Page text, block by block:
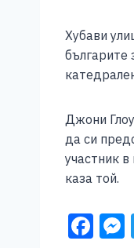
Хубави
българите
Джони
да си
участник
каза той.
F